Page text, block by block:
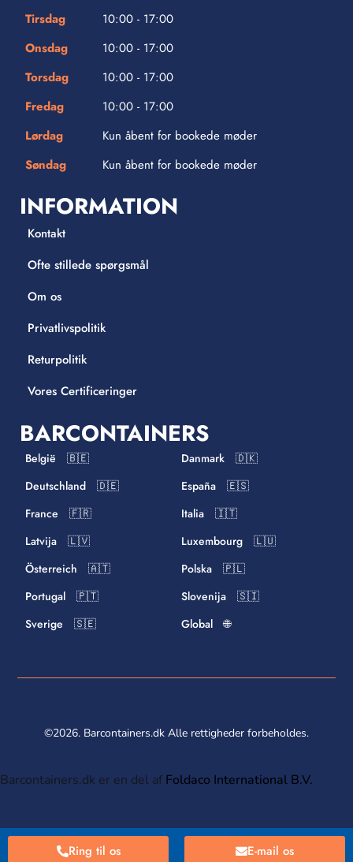
Tirsdag
10:00 - 17:00
Onsdag
10:00 - 17:00
Torsdag
10:00 - 17:00
Fredag
10:00 - 17:00
Lørdag
Kun åbent for bookede møder
Søndag
Kun åbent for bookede møder
INFORMATION
Kontakt
Ofte stillede spørgsmål
Om os
Privatlivspolitik
Returpolitik
Vores Certificeringer
BARCONTAINERS
België 🇧🇪
Danmark 🇩🇰
Deutschland 🇩🇪
España 🇪🇸
France 🇫🇷
Italia 🇮🇹
Latvija 🇱🇻
Luxembourg 🇱🇺
Österreich 🇦🇹
Polska 🇵🇱
Portugal 🇵🇹
Slovenija 🇸🇮
Sverige 🇸🇪
Global 🌐
©2026. Barcontainers.dk Alle rettigheder forbeholdes.
Barcontainers.dk er en del af Foldaco International B.V.
Ring til os E-mail os